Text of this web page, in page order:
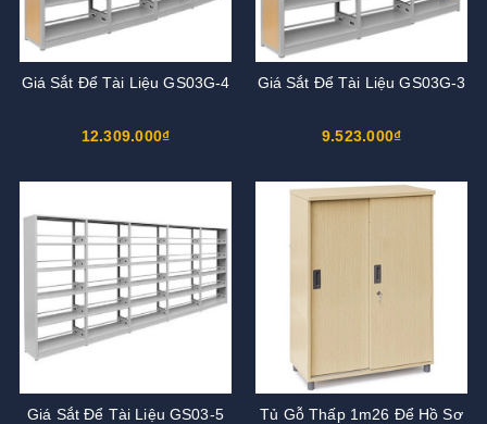
Giá Sắt Để Tài Liệu GS03G-4
12.309.000₫
Giá Sắt Để Tài Liệu GS03G-3
9.523.000₫
Giá Sắt Để Tài Liệu GS03-5
Tủ Gỗ Thấp 1m26 Để Hồ Sơ